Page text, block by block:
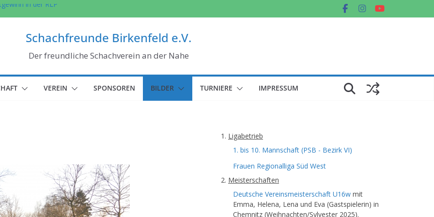
in der RLP
den
Schachfreunde Birkenfeld e.V.
Der freundliche Schachverein an der Nahe
VEREIN SPONSOREN BILDER TURNIERE IMPRESSUM
Ligabetrieb
1. bis 10. Mannschaft (PSB - Bezirk VI)
Frauen Regionalliga Süd West
Meisterschaften
Deutsche Vereinsmeisterschaft U16w mit
Emma, Helena, Lena und Eva (Gastspielerin) in
Chemnitz (Weihnachten/Sylvester 2025).